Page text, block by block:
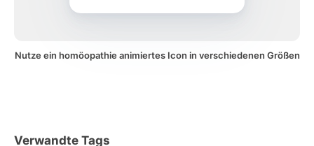
Nutze ein homöopathie animiertes Icon in verschiedenen Größen
Verwandte Tags